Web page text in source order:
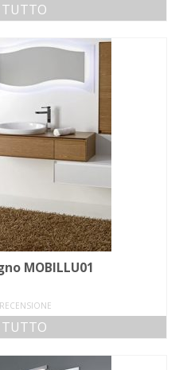
TUTTO
MOBILLU01
TUTTO